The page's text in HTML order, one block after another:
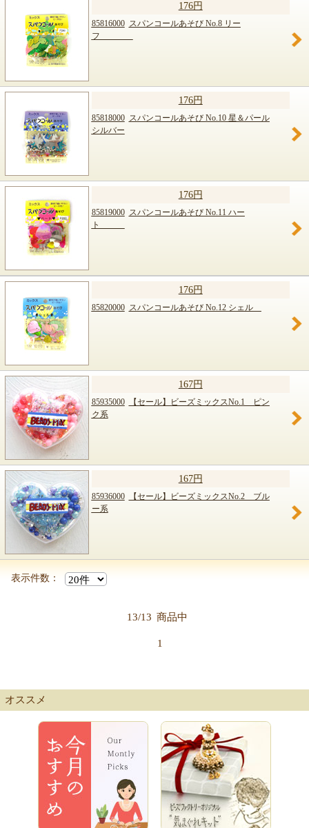
176円
85816000 スパンコールあそび No.8 リー
フ
176円
85818000 スパンコールあそび No.10 星＆パール
シルバー
176円
85819000 スパンコールあそび No.11 ハー
ト
176円
85820000 スパンコールあそび No.12 シェル
167円
85935000
【セール】ビーズミックスNo.1 ピン
ク系
167円
85936000
【セール】ビーズミックスNo.2 ブル
ー系
表示件数：
13/13 商品中
1
オススメ